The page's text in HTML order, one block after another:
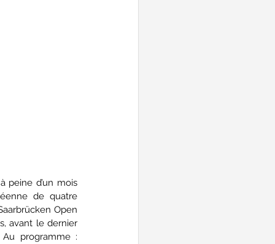
peine d’un mois
de quatre
Open
avant le dernier
programme :